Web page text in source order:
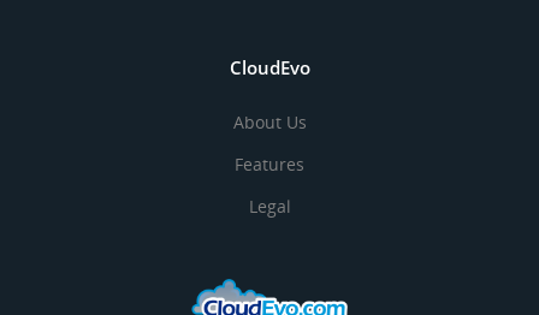
CloudEvo
About Us
Features
Legal